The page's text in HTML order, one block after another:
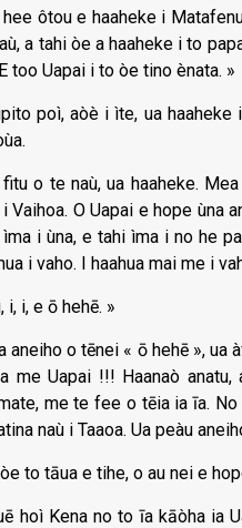
hee ôtou e haaheke i
a tahi òe a haaheke i to
too Uapai i to òe tino ènata. »
poì, aòè i ìte, ua haaheke
o te naù, ua haaheke.
Vaihoa. O Uapai e hope ùna
i ùna, e tahi ìma i no he
i vaho. I haahua mai me i
i, i, e ō hehē. »
aneiho o tēnei « ō hehē », ua
me Uapai !!! Haanaò
me te fee o tēia ia īa.
naù i Taaoa. Ua peàu
to tāua e tihe, o au nei e
hoì Kena no to īa kāòha ia